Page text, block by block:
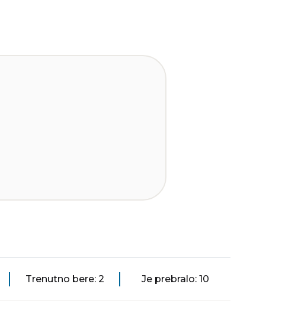
Trenutno bere: 2 Je prebralo: 10